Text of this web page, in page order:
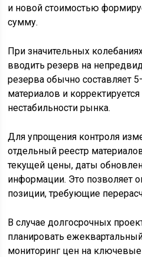
и новой стоимостью
сумму.
При значительных
вводить резерв на
резерва обычно составляет
материалов и
нестабильности рынка.
Для упрощения контроля
отдельный реестр
текущей цены, даты
информации. Это позволяет
позиции, требующие
В случае долгосрочных
планировать
мониторинг цен на